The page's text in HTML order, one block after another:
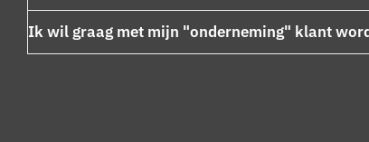
Ik wil graag met mijn "onderneming" klant